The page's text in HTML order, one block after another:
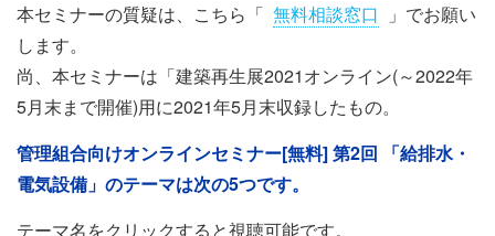
本セミナーの質疑は、こちら「 無料相談窓口
」でお願い
します。
尚、本セミナーは「建築再生展2021オンライン(～2022年
5月末まで開催)用に2021年5月末収録したもの。
管理組合向けオンラインセミナー[無料] 第2回 「給排水・
電気設備」のテーマは次の5つです。
テーマ名をクリックすると視聴可能です。